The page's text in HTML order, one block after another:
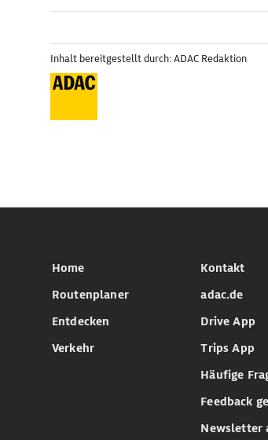
Inhalt bereitgestellt durch: ADAC Redaktion
Home
Routenplaner
Entdecken
Verkehr
Kontakt
adac.de
Drive App
Trips App
Häufige
Feedback
Newsletter